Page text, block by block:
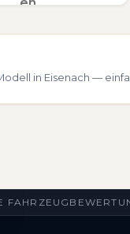
in Eisenach —